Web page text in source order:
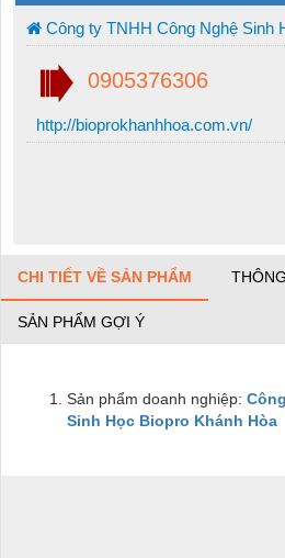
Công ty TNHH Công Nghệ Sinh
0905376306
http://bioprokhanhhoa.com.vn/
CHI TIẾT VỀ SẢN PHẨM
SẢN PHẨM GỢI Ý
Sản phẩm doanh nghiệp:
Sinh Học Biopro Khánh Hòa